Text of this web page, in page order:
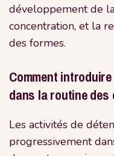
développement de
concentration, et la
des formes.
Comment
dans la routine des
Les activités de
progressivement